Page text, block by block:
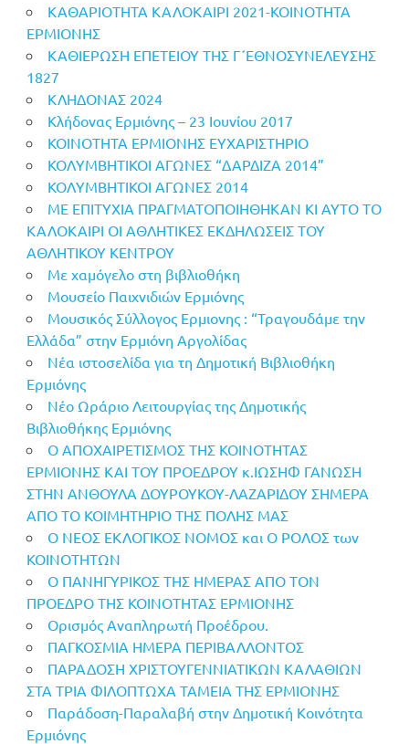
ΚΑΘΑΡΙΟΤΗΤΑ ΚΑΛΟΚΑΙΡΙ 2021-ΚΟΙΝΟΤΗΤΑ
ΕΡΜΙΟΝΗΣ
ΚΑΘΙΕΡΩΣΗ ΕΠΕΤΕΙΟΥ ΤΗΣ Γ΄ΕΘΝΟΣΥΝΕΛΕΥΣΗΣ
1827
ΚΛΗΔΟΝΑΣ 2024
Κλήδονας Ερμιόνης – 23 Ιουνίου 2017
ΚΟΙΝΟΤΗΤΑ ΕΡΜΙΟΝΗΣ ΕΥΧΑΡΙΣΤΗΡΙΟ
ΚΟΛΥΜΒΗΤΙΚΟΙ ΑΓΩΝΕΣ “ΔΑΡΔΙΖΑ 2014”
ΚΟΛΥΜΒΗΤΙΚΟΙ ΑΓΩΝΕΣ 2014
ΜΕ ΕΠΙΤΥΧΙΑ ΠΡΑΓΜΑΤΟΠΟΙΗΘΗΚΑΝ ΚΙ ΑΥΤΟ ΤΟ
ΚΑΛΟΚΑΙΡΙ ΟΙ ΑΘΛΗΤΙΚΕΣ ΕΚΔΗΛΩΣΕΙΣ ΤΟΥ
ΑΘΛΗΤΙΚΟΥ ΚΕΝΤΡΟΥ
Με χαμόγελο στη βιβλιοθήκη
Μουσείο Παιχνιδιών Ερμιόνης
Μουσικός Σύλλογος Ερμιονης : “Τραγουδάμε την
Ελλάδα” στην Ερμιόνη Αργολίδας
Νέα ιστοσελίδα για τη Δημοτική Βιβλιοθήκη
Ερμιόνης
Νέο Ωράριο Λειτουργίας της Δημοτικής
Βιβλιοθήκης Ερμιόνης
Ο ΑΠΟΧΑΙΡΕΤΙΣΜΟΣ ΤΗΣ ΚΟΙΝΟΤΗΤΑΣ
ΕΡΜΙΟΝΗΣ ΚΑΙ ΤΟΥ ΠΡΟΕΔΡΟΥ κ.ΙΩΣΗΦ ΓΑΝΩΣΗ
ΣΤΗΝ ΑΝΘΟΥΛΑ ΔΟΥΡΟΥΚΟΥ-ΛΑΖΑΡΙΔΟΥ ΣΗΜΕΡΑ
ΑΠΟ ΤΟ ΚΟΙΜHΤΗΡΙΟ ΤΗΣ ΠΟΛΗΣ ΜΑΣ
Ο ΝΕΟΣ ΕΚΛΟΓΙΚΟΣ ΝΟΜΟΣ και Ο ΡΟΛΟΣ των
ΚΟΙΝΟΤΗΤΩΝ
Ο ΠΑΝΗΓΥΡΙΚΟΣ ΤΗΣ ΗΜΕΡΑΣ ΑΠΟ ΤΟΝ
ΠΡΟΕΔΡΟ ΤΗΣ ΚΟΙΝΟΤΗΤΑΣ ΕΡΜΙΟΝΗΣ
Ορισμός Αναπληρωτή Προέδρου.
ΠΑΓΚΟΣΜΙΑ ΗΜΕΡΑ ΠΕΡΙΒΑΛΛΟΝΤΟΣ
ΠΑΡΑΔΟΣΗ ΧΡΙΣΤΟΥΓΕΝΝΙΑΤΙΚΩΝ ΚΑΛΑΘΙΩΝ
ΣΤΑ ΤΡΙΑ ΦΙΛΟΠΤΩΧΑ ΤΑΜΕΙΑ ΤΗΣ ΕΡΜΙΟΝΗΣ
Παράδοση-Παραλαβή στην Δημοτική Κοινότητα
Ερμιόνης